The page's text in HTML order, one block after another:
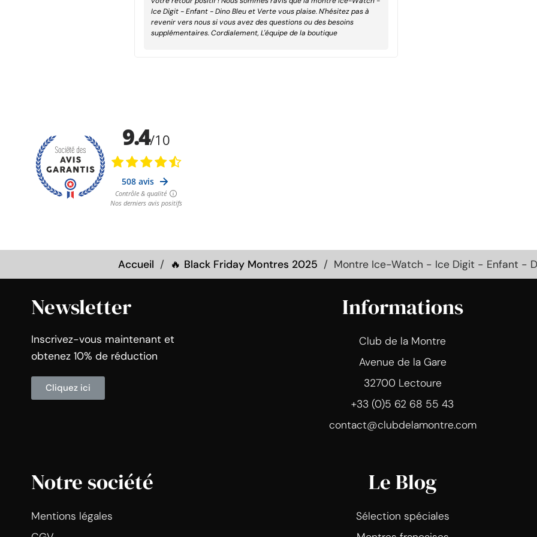
Ice Digit - Enfant - Dino Bleu et Verte vous plaise. N'hésitez pas à
revenir vers nous si vous avez des questions ou des besoins
supplémentaires. Cordialement, L'équipe de la boutique
Accueil 🔥 Black Friday Montres 2025 Montre Ice-Watch - Ice Digit - Enfant -
Newsletter
Inscrivez-vous maintenant et
obtenez 10% de réduction
Cliquez ici
Informations
Club de la Montre
Avenue de la Gare
32700 Lectoure
+33 (0)5 62 68 55 43
contact@clubdelamontre.com
Notre société
Mentions légales
Le Blog
Sélection spéciales